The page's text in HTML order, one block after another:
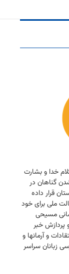
خدا و بشارت
گناهان در
قرار داده
ملی برای خود
مسیحی
پردازش خبر
و آرمانها و
زبانان سراسر